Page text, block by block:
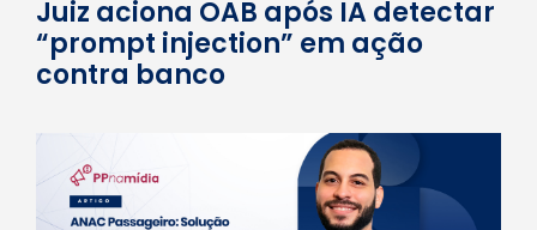
Juiz aciona OAB após IA detectar
“prompt injection” em ação
contra banco